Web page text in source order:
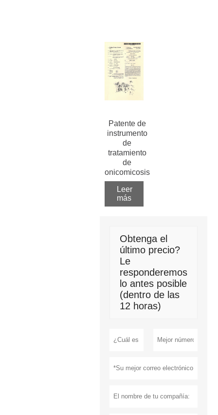
Patente de
instrumento
de
tratamiento
de
onicomicosis
Leer
más
Obtenga el
último precio?
Le
responderemos
lo antes posible
(dentro de las
12 horas)